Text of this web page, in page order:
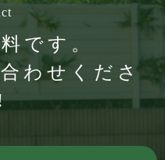
です。
わせくださ